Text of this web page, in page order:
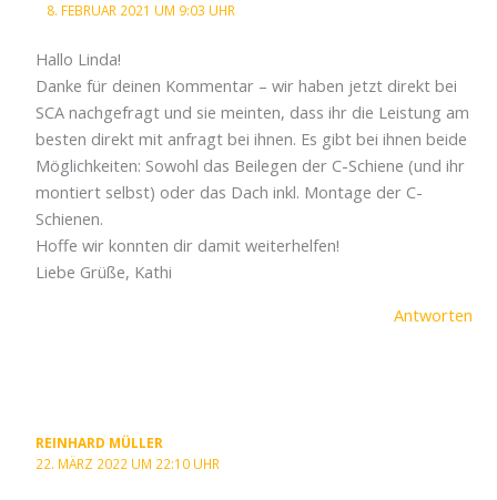
8. FEBRUAR 2021 UM 9:03 UHR
Hallo Linda!
Danke für deinen Kommentar – wir haben jetzt direkt bei
SCA nachgefragt und sie meinten, dass ihr die Leistung am
besten direkt mit anfragt bei ihnen. Es gibt bei ihnen beide
Möglichkeiten: Sowohl das Beilegen der C-Schiene (und ihr
montiert selbst) oder das Dach inkl. Montage der C-
Schienen.
Hoffe wir konnten dir damit weiterhelfen!
Liebe Grüße, Kathi
Antworten
REINHARD MÜLLER
22. MÄRZ 2022 UM 22:10 UHR